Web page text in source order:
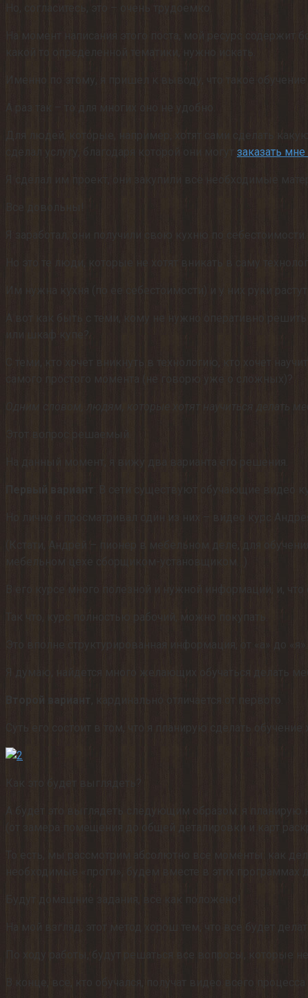
Но, согласитесь, это – очень трудоемко.
На момент написания этого поста, мой ресурс содержит
какой то определенной тематики, нужно искать.
Именно по этому, я пришел к выводу, что такое
А раз так – то для многих оно не удобно.
сделал услугу, благодаря которой они могут заказать
Я сделал им проект, они закупили все необходимые
Я заработал, они получили свою кухню по себестоимости.
Но это те люди, которые не хотят вникать в саму
Им нужна кухня (по ее себестоимости) и у них руки
А вот как быть с теми, кому не нужно оперативно
С теми, кто хочет вникнуть в технологию, кто хочет
самого простого момента (не говорю уже о сложных)?
Одним словом, людям, которые хотят научиться делать
Этот вопрос решаемый.
На данный момент, я вижу два варианта его решения.
Первый вариант : В сети существуют обучающие видео
Но лично я просматривал один из них – видео курс
(Кстати, Андрей – пионер в мебельном деле, для
мебельном цехе сборщиком-установщиком…)
В его курсе много полезной и нужной информации, и,
Так что, курс полностью рабочий, можно покупать.
Это вполне структурированная информация, от «а» до «я».
Я думаю, найдется много желающих обучаться делать
Второй вариант , кардинально отличается от первого.
Как это будет выглядеть?
А будет это выглядеть следующим образом: я
(от замера помещения до общей деталировки и карт
То есть, мы рассмотрим абсолютно все моменты: как
необходимые «проги», будем вместе в этих программах
Будут домашние задания, все как положено!
На мой взгляд, этот метод хорош тем, что все будет
По ходу работы, будут решаться все вопросы, которые
В конце, все, кто обучался, получат видео всего процесса